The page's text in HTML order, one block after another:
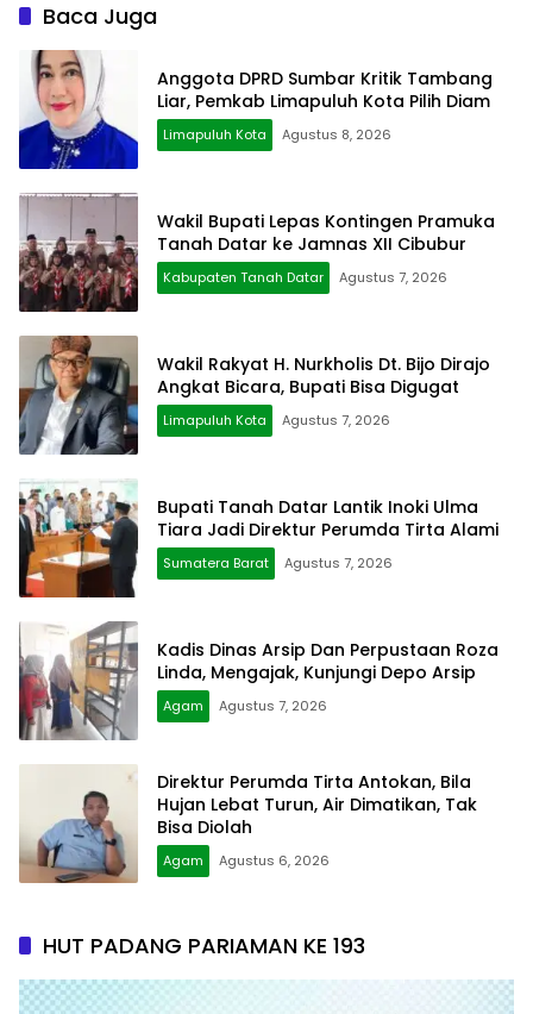
Baca Juga
Anggota DPRD Sumbar Kritik Tambang
Liar, Pemkab Limapuluh Kota Pilih Diam
Limapuluh Kota Agustus 8, 2026
Wakil Bupati Lepas Kontingen Pramuka
Tanah Datar ke Jamnas XII Cibubur
Kabupaten Tanah Datar Agustus 7, 2026
Wakil Rakyat H. Nurkholis Dt. Bijo Dirajo
Angkat Bicara, Bupati Bisa Digugat
Limapuluh Kota Agustus 7, 2026
Bupati Tanah Datar Lantik Inoki Ulma
Tiara Jadi Direktur Perumda Tirta Alami
Sumatera Barat Agustus 7, 2026
Kadis Dinas Arsip Dan Perpustaan Roza
Linda, Mengajak, Kunjungi Depo Arsip
Agam Agustus 7, 2026
Direktur Perumda Tirta Antokan, Bila
Hujan Lebat Turun, Air Dimatikan, Tak
Bisa Diolah
Agam Agustus 6, 2026
HUT PADANG PARIAMAN KE 193